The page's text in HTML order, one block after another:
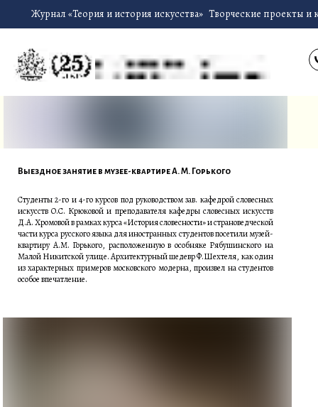
Журнал «Теория и история искусства» Творческие проекты и
Студенты 2-го и 4-го курсов под руководством зав. кафедрой словесных
искусств О.С. Крюковой и преподавателя кафедры словесных искусств
Д.А. Хромовой в рамках курса «История словесности» и страноведческой
части курса русского языка для иностранных студентов посетили музей-
квартиру А.М. Горького, расположенную в особняке Рябушинского на
Малой Никитской улице. Архитектурный шедевр Ф.Шехтеля, как один
из характерных примеров московского модерна, произвел на студентов
особое впечатление.
Выездное занятие в музее-квартире А. М. Горького